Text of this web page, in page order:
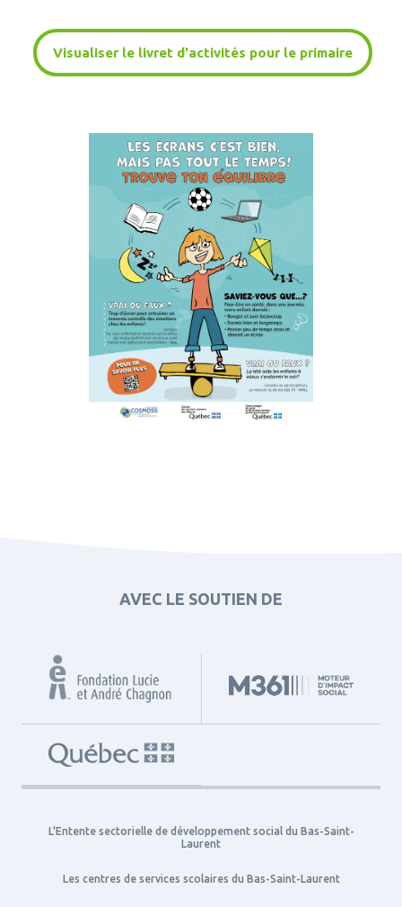
Visualiser le livret d'activités pour le primaire
AVEC LE SOUTIEN DE
L'Entente sectorielle de développement social du Bas-Saint-
Laurent
Les centres de services scolaires du Bas-Saint-Laurent